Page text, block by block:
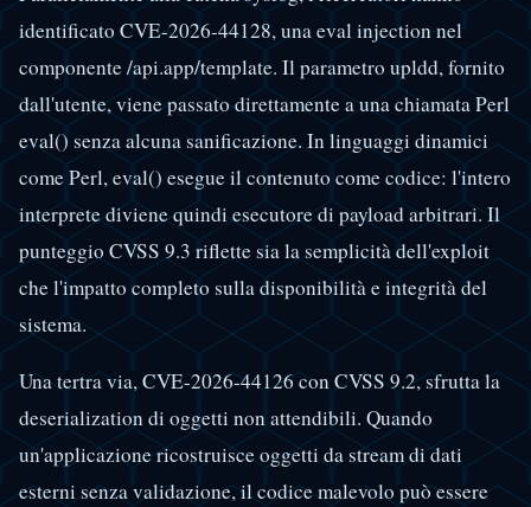
identificato CVE-2026-44128, una eval injection nel
componente /api.app/template. Il parametro upldd, fornito
dall'utente, viene passato direttamente a una chiamata Perl
eval() senza alcuna sanificazione. In linguaggi dinamici
come Perl, eval() esegue il contenuto come codice: l'intero
interprete diviene quindi esecutore di payload arbitrari. Il
punteggio CVSS 9.3 riflette sia la semplicità dell'exploit
che l'impatto completo sulla disponibilità e integrità del
sistema.
Una tertra via, CVE-2026-44126 con CVSS 9.2, sfrutta la
deserialization di oggetti non attendibili. Quando
un'applicazione ricostruisce oggetti da stream di dati
esterni senza validazione, il codice malevolo può essere